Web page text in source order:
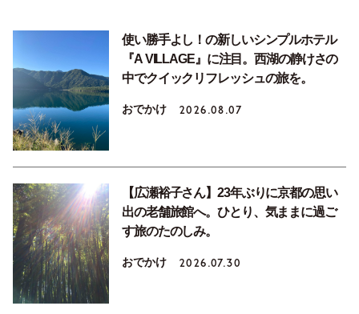
使い勝手よし！の新しいシンプルホテル
『A VILLAGE』に注目。西湖の静けさの
中でクイックリフレッシュの旅を。
おでかけ 2026.08.07
【広瀬裕子さん】23年ぶりに京都の思い
出の老舗旅館へ。ひとり、気ままに過ご
す旅のたのしみ。
おでかけ 2026.07.30